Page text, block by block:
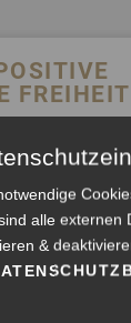
FÜR
da dies ein
alle externen
&